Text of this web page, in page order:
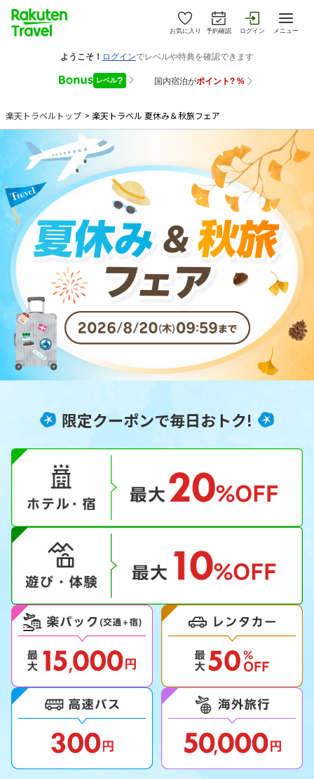
お気に入り 予約確認 ログイン メニュー
楽天トラベルトップ >楽天トラベル 夏休み＆秋旅フェア
限定クーポンで毎日おトク!